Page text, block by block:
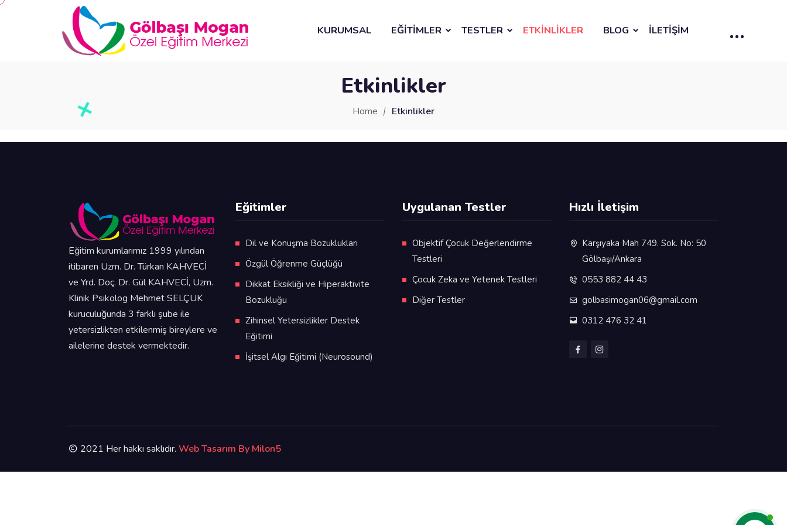
KURUMSAL EĞİTİMLER TESTLER ETKİNLİKLER BLOG İLETİŞİM
Etkinlikler
Home Etkinlikler
Eğitim kurumlarımız 1999 yılından
itibaren Uzm. Dr. Türkan KAHVECİ
ve Yrd. Doç. Dr. Gül KAHVECİ, Uzm.
Klinik Psikolog Mehmet SELÇUK
kuruculuğunda 3 farklı şube ile
yetersizlikten etkilenmiş bireylere ve
ailelerine destek vermektedir.
Eğitimler
Dil ve Konuşma Bozuklukları
Özgül Öğrenme Güçlüğü
Dikkat Eksikliği ve Hiperaktivite
Bozukluğu
Zihinsel Yetersizlikler Destek
Eğitimi
İşitsel Algı Eğitimi (Neurosound)
Uygulanan Testler
Objektif Çocuk Değerlendirme
Testleri
Çocuk Zeka ve Yetenek Testleri
Diğer Testler
Hızlı İletişim
Karşıyaka Mah 749. Sok. No: 50
Gölbaşı/Ankara
0553 882 44 43
golbasimogan06@gmail.com
0312 476 32 41
2021 Her hakkı saklıdır. Web Tasarım By Milon5